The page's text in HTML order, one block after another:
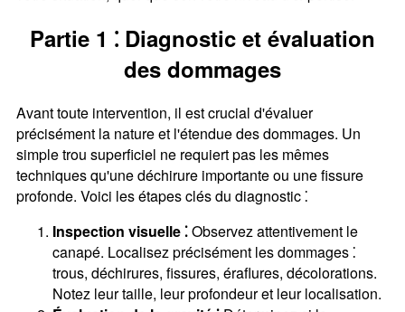
Partie 1 ⁚ Diagnostic et évaluation
des dommages
Avant toute intervention, il est crucial d'évaluer
précisément la nature et l'étendue des dommages. Un
simple trou superficiel ne requiert pas les mêmes
techniques qu'une déchirure importante ou une fissure
profonde. Voici les étapes clés du diagnostic ⁚
Inspection visuelle ⁚Observez attentivement le
canapé. Localisez précisément les dommages ⁚
trous, déchirures, fissures, éraflures, décolorations.
Notez leur taille, leur profondeur et leur localisation.